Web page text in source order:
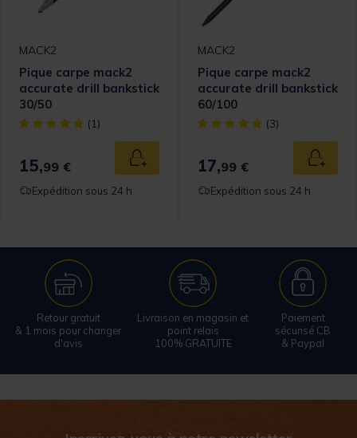
panier
MACK2
Pique carpe mack2
accurate drill bankstick
30/50
[object Object] out of 5 Customer Rating
(1)
15,99 € Ajouter au panier
Expédition sous 24 h
MACK2
Pique carpe mack2
accurate drill bankstick
60/100
[object Object] out of 5
(3)
17,99 €
Expédition sous 24 h
Retour gratuit
& 1 mois pour changer
d'avis
Livraison en magasin et
point relais
100% GRATUITE
Paiement
sécurisé CB
& Paypal